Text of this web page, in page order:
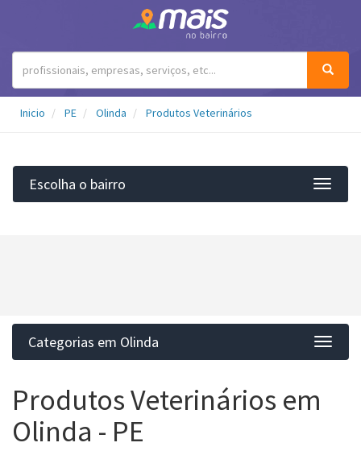
Inicio PE Olinda Produtos Veterinários
Filtro
Escolha o bairro
Categorias em Olinda
Produtos Veterinários em
Olinda - PE